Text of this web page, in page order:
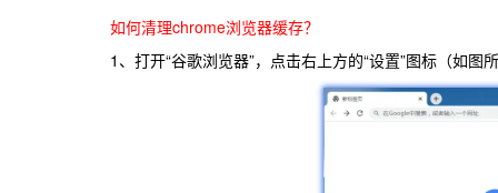
如何清理chrome浏览器缓存？
1、打开“谷歌浏览器”，点击右上方的“设置”图标（如图